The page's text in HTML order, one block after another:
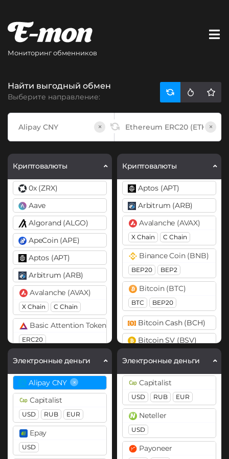
Мониторинг обменников
Найти выгодный обмен
Выберите направление:
× ×
Криптовалюты
0x (ZRX)
Aave
Algorand (ALGO)
ApeCoin (APE)
Aptos (APT)
Arbitrum (ARB)
Avalanche (AVAX)
X Chain C Chain
Basic Attention Token (BAT)
ERC20
Binance Coin (BNB)
BEP20 BEP2
Bitcoin (BTC)
BTC BEP20
OP
ARB AVAXC
Bitcoin Cash (BCH)
Bitcoin SV (BSV)
Электронные деньги
Alipay CNY ×
Capitalist
USD RUB EUR
Epay
USD
Криптовалюты
Aptos (APT)
Arbitrum (ARB)
Avalanche (AVAX)
X Chain C Chain
Binance Coin (BNB)
BEP20 BEP2
Bitcoin (BTC)
BTC BEP20
Bitcoin Cash (BCH)
Bitcoin SV (BSV)
Cardano (ADA)
Cosmos (ATOM)
DASH
Dogecoin (DOGE)
DOGE
Polkadot (DOT)
DOT
Электронные деньги
Capitalist
USD RUB EUR
Neteller
USD
Payoneer